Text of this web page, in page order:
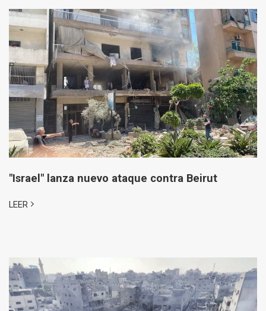
"Israel" lanza nuevo ataque contra Beirut
LEER